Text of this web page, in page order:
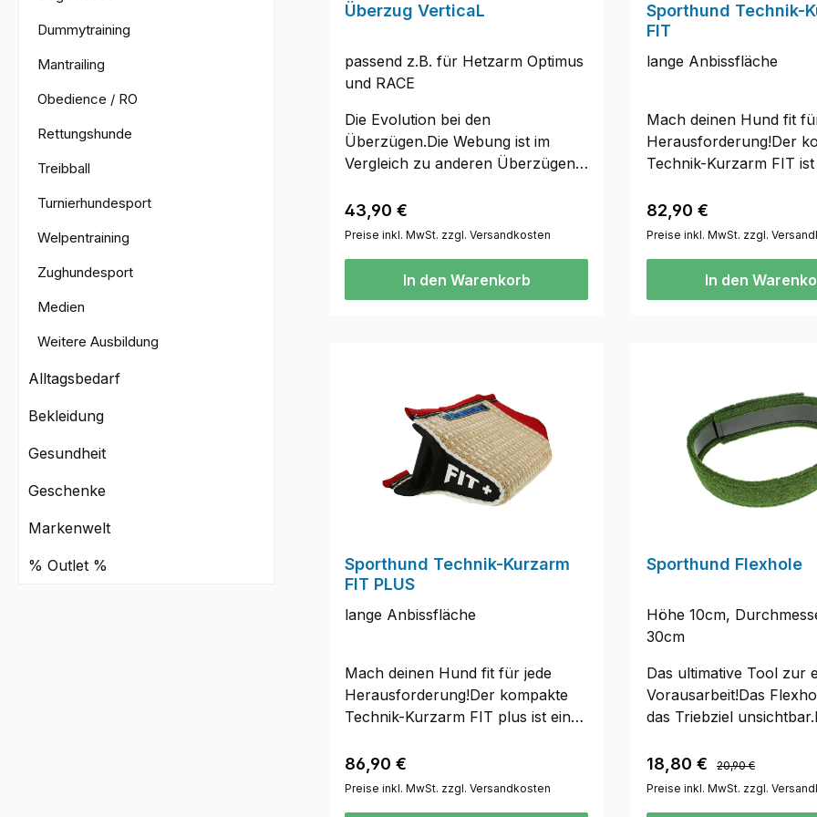
Dummytraining
Mantrailing
Obedience / RO
Rettungshunde
Treibball
Turnierhundesport
Welpentraining
Zughundesport
Medien
Weitere Ausbildung
Alltagsbedarf
Bekleidung
Gesundheit
Geschenke
Markenwelt
% Outlet %
Überzug VerticaL
passend z.B. für Hetzarm Optimus
und RACE
Die Evolution bei den
Überzügen.Die Webung ist im
Vergleich zu anderen Überzügen
die Stabiliät massiv, da beim Anbiss
nicht so leicht Löcher gezogen
Überzug Jute VerticaL passend
für Hetzarm Optimus, Hetzarm
7354256.Hinweis:Bitte beachten,
dass es sich um ein
handgefertigtes Produkt handelt,
daher sind kleine Abweichungen
bei der Farbe und/oder der Maße
Regulärer Preis:
43,90 €
Preise inkl. MwSt. zzgl. Versandkosten
In den Warenkorb
Sporthund Technik-
FIT
lange Anbissfläche
Mach deinen Hund fit
Herausforderung!Der
Technik-Kurzarm FIT ist
lange Flucht. Die lange,
Anbissfläche ist für
geeignet. Die Form
festen Griff.Zwei feste
es sich um ein
Produkt handelt, daher
Abweichungen bei der
und/oder der Maße
Technische Änderungen
Regulärer Preis:
82,90 €
Preise inkl. MwSt. zzgl.
In den
Sporthund Technik-Kurzarm
FIT PLUS
lange Anbissfläche
Mach deinen Hund fit für jede
Herausforderung!Der kompakte
Technik-Kurzarm FIT plus ist ein
kurze und lange Flucht. Im
Vergleich zum Standard-FIT hat
Regulärer Preis:
86,90 €
Preise inkl. MwSt. zzgl. Versandkosten
Sporthund Flexhole
Höhe 10cm,
30cm
Das ultimative Tool zur
Vorausarbeit!Das
das Triebziel
bietet das Flexhole jedem
Hundeführer die
Verkaufspreis:
18,80 € Regulärer Preis:
20,90 €
Preise inkl. MwSt. zzgl.